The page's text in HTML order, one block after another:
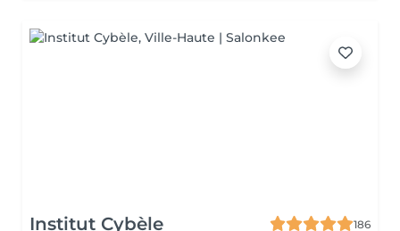
Institut Cybèle
186